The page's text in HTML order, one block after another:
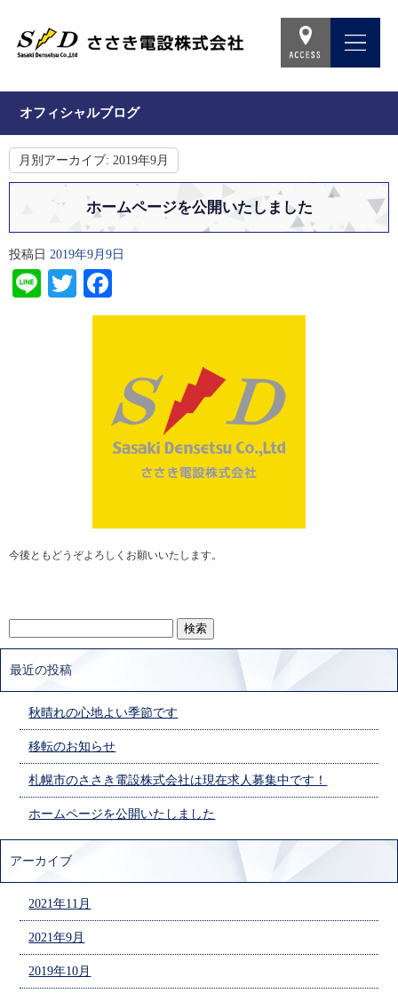
オフィシャルブログ
月別アーカイブ: 2019年9月
ホームページを公開いたしました
投稿日 2019年9月9日
LineTwitter
今後ともどうぞよろしくお願いいたします。
最近の投稿
秋晴れの心地よい季節です
移転のお知らせ
札幌市のささき電設株式会社は現在求人募集中です！
ホームページを公開いたしました
アーカイブ
2021年11月
2021年9月
2019年10月